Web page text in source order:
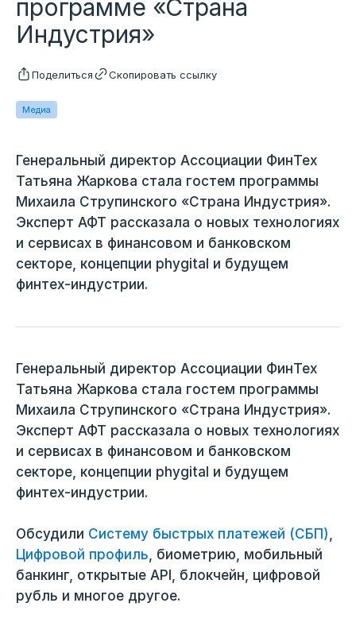
Медиа
программе «Страна
Индустрия»
Поделиться Скопировать ссылку
Генеральный директор Ассоциации ФинТех
Татьяна Жаркова стала гостем программы
Михаила Струпинского «Страна Индустрия».
Эксперт АФТ рассказала о новых технологиях
и сервисах в финансовом и банковском
секторе, концепции phygital и будущем
финтех-индустрии.
Генеральный директор Ассоциации ФинТех
Татьяна Жаркова стала гостем программы
Михаила Струпинского «Страна Индустрия».
Эксперт АФТ рассказала о новых технологиях
и сервисах в финансовом и банковском
секторе, концепции phygital и будущем
финтех-индустрии.
Обсудили Систему быстрых платежей (СБП),
Цифровой профиль, биометрию, мобильный
банкинг, открытые API, блокчейн, цифровой
рубль и многое другое.